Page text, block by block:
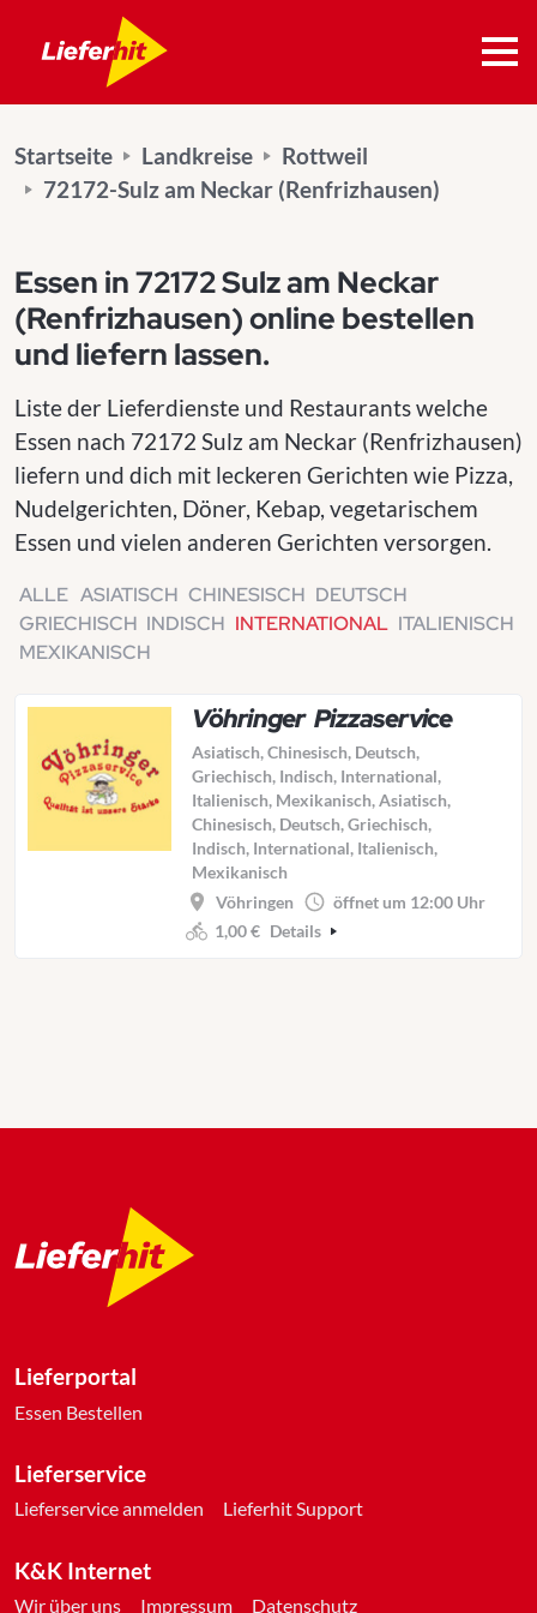
Startseite Landkreise
Rottweil
72172-Sulz am Neckar (Renfrizhausen)
Essen in 72172 Sulz am Neckar
(Renfrizhausen) online bestellen
und liefern lassen.
Liste der Lieferdienste und Restaurants welche
Essen nach 72172 Sulz am Neckar (Renfrizhausen)
liefern und dich mit leckeren Gerichten wie Pizza,
Nudelgerichten, Döner, Kebap, vegetarischem
Essen und vielen anderen Gerichten versorgen.
ALLE ASIATISCH CHINESISCH DEUTSCH
GRIECHISCH INDISCH INTERNATIONAL ITALIENISCH
MEXIKANISCH
Vöhringer Pizzaservice
Asiatisch, Chinesisch, Deutsch,
Griechisch, Indisch, International,
Italienisch, Mexikanisch, Asiatisch,
Chinesisch, Deutsch, Griechisch,
Indisch, International, Italienisch,
Mexikanisch
Vöhringen
öffnet um 12:00 Uhr
1,00 € Details
Lieferportal
Essen Bestellen
Lieferservice
Lieferservice anmelden Lieferhit Support
K&K Internet
Wir über uns Impressum Datenschutz